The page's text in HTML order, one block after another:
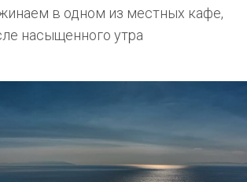
в одном из местных кафе,
насыщенного утра